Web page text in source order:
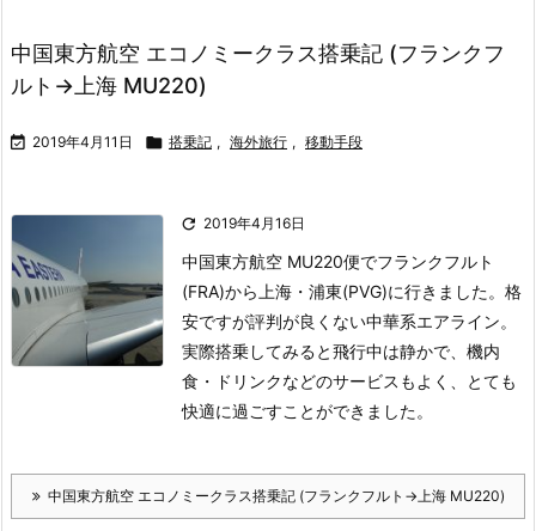
中国東方航空 エコノミークラス搭乗記 (フランクフ
ルト→上海 MU220)
 2019年4月11日  搭乗記 , 海外旅行 , 移動手段
 2019年4月16日
中国東方航空 MU220便でフランクフルト
(FRA)から上海・浦東(PVG)に行きました。 格
安ですが評判が良くない中華系エアライン。
実際搭乗してみると飛行中は静かで、機内
食・ドリンクなどのサービスもよく、とても
快適に過ごすことができました。
中国東方航空 エコノミークラス搭乗記 (フランクフルト→上海 MU220)